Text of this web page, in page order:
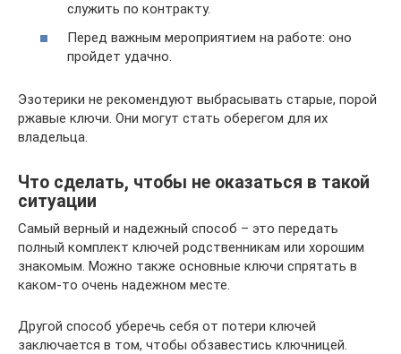
служить по контракту.
Перед важным мероприятием на работе: оно
пройдет удачно.
Эзотерики не рекомендуют выбрасывать старые, порой
ржавые ключи. Они могут стать оберегом для их
владельца.
Что сделать, чтобы не оказаться в такой
ситуации
Самый верный и надежный способ – это передать
полный комплект ключей родственникам или хорошим
знакомым. Можно также основные ключи спрятать в
каком-то очень надежном месте.
Другой способ уберечь себя от потери ключей
заключается в том, чтобы обзавестись ключницей.